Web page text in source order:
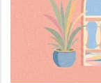
ΓΙΝΕ ΜΕΛΟΣ